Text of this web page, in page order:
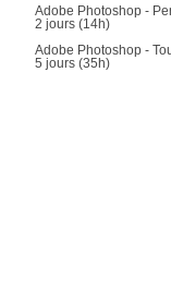
Adobe Photoshop -
2 jours (14h)
Adobe Photoshop -
5 jours (35h)